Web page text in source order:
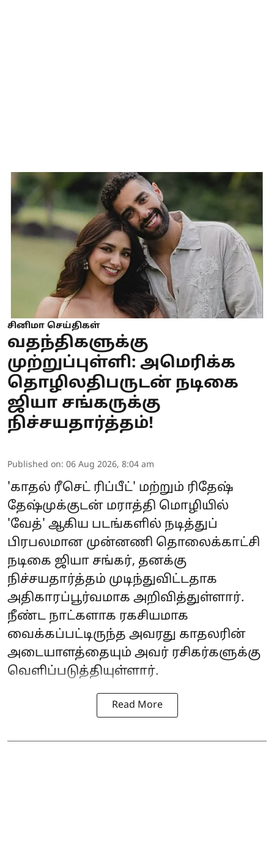
சினிமா செய்திகள்
வதந்திகளுக்கு
முற்றுப்புள்ளி: அமெரிக்க
தொழிலதிபருடன் நடிகை
ஜியா சங்கருக்கு
நிச்சயதார்த்தம்!
Published on: 06 Aug 2026, 8:04 am
'காதல் ரீசெட் ரிப்பீட்' மற்றும் ரிதேஷ்
தேஷ்முக்குடன் மராத்தி மொழியில்
'வேத்' ஆகிய படங்களில் நடித்துப்
பிரபலமான முன்னணி தொலைக்காட்சி
நடிகை ஜியா சங்கர், தனக்கு
நிச்சயதார்த்தம் முடிந்துவிட்டதாக
அதிகாரப்பூர்வமாக அறிவித்துள்ளார்.
நீண்ட நாட்களாக ரகசியமாக
வைக்கப்பட்டிருந்த அவரது காதலரின்
அடையாளத்தையும் அவர் ரசிகர்களுக்கு
வெளிப்படுத்தியுள்ளார்.
Read More